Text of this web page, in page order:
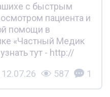
с быстрым
пациента и
помощи в
«Частный Медик
тут - http://
12.07.26 587 1